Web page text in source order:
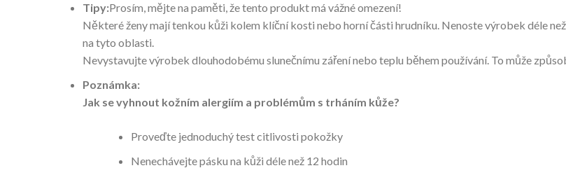
Tipy:Prosím, mějte na paměti, že tento produkt má vážné omezení!
Některé ženy mají tenkou kůži kolem klíční kosti nebo horní části hrudníku. Nenoste výrobek déle
na tyto oblasti.
Nevystavujte výrobek dlouhodobému slunečnímu záření nebo teplu během používání. To může
Poznámka:
Jak se vyhnout kožním alergiím a problémům s trháním kůže?
Proveďte jednoduchý test citlivosti pokožky
Nenechávejte pásku na kůži déle než 12 hodin